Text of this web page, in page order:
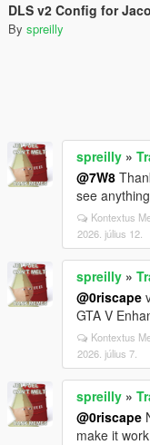
DLS v2 Config for JacobMaate's SAHP Pack
By spreilly
spreilly »
@7W8
see
Kontextus
2026. július 12.
spreilly »
@0riscape
GTA V
Kontextus
2026. július 7.
spreilly »
@0riscape
make it work